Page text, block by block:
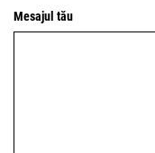
Mesajul tău